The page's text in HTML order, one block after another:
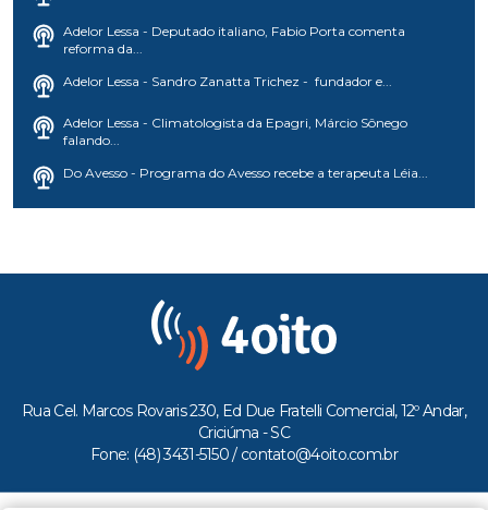
Adelor Lessa - Deputado italiano, Fabio Porta comenta
reforma da...
Adelor Lessa - Sandro Zanatta Trichez - fundador e...
Adelor Lessa - Climatologista da Epagri, Márcio Sônego
falando...
Do Avesso - Programa do Avesso recebe a terapeuta Léia...
Rua Cel. Marcos Rovaris 230, Ed Due Fratelli Comercial, 12º Andar,
Criciúma - SC
Fone: (48) 3431-5150 / contato@4oito.com.br